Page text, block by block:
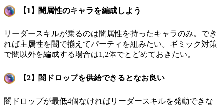
【1】闇属性のキャラを編成しよう
リーダースキルが乗るのは闇属性を持ったキャラのみ。でき
れば主属性を闇で揃えてパーティを組みたい。ギミック対策
で闇以外を編成する場合は1,2体でとどめておきたい。
【2】闇ドロップを供給できるとなお良い
闇ドロップが最低4個なければリーダースキルを発動できな